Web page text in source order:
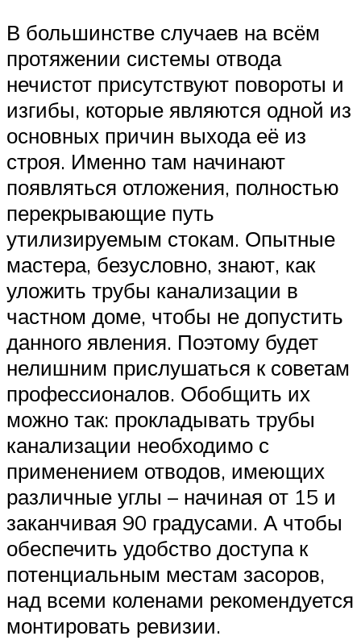
В большинстве случаев на всём
протяжении системы отвода
нечистот присутствуют повороты и
изгибы, которые являются одной из
основных причин выхода её из
строя. Именно там начинают
появляться отложения, полностью
перекрывающие путь
утилизируемым стокам. Опытные
мастера, безусловно, знают, как
уложить трубы канализации в
частном доме, чтобы не допустить
данного явления. Поэтому будет
нелишним прислушаться к советам
профессионалов. Обобщить их
можно так: прокладывать трубы
канализации необходимо с
применением отводов, имеющих
различные углы – начиная от 15 и
заканчивая 90 градусами. А чтобы
обеспечить удобство доступа к
потенциальным местам засоров,
над всеми коленами рекомендуется
монтировать ревизии.